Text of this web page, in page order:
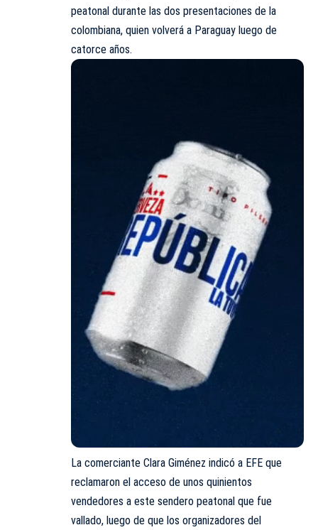
peatonal durante las dos presentaciones de la
colombiana, quien volverá a Paraguay luego de
catorce años.
La comerciante Clara Giménez indicó a EFE que
reclamaron el acceso de unos quinientos
vendedores a este sendero peatonal que fue
vallado, luego de que los organizadores del